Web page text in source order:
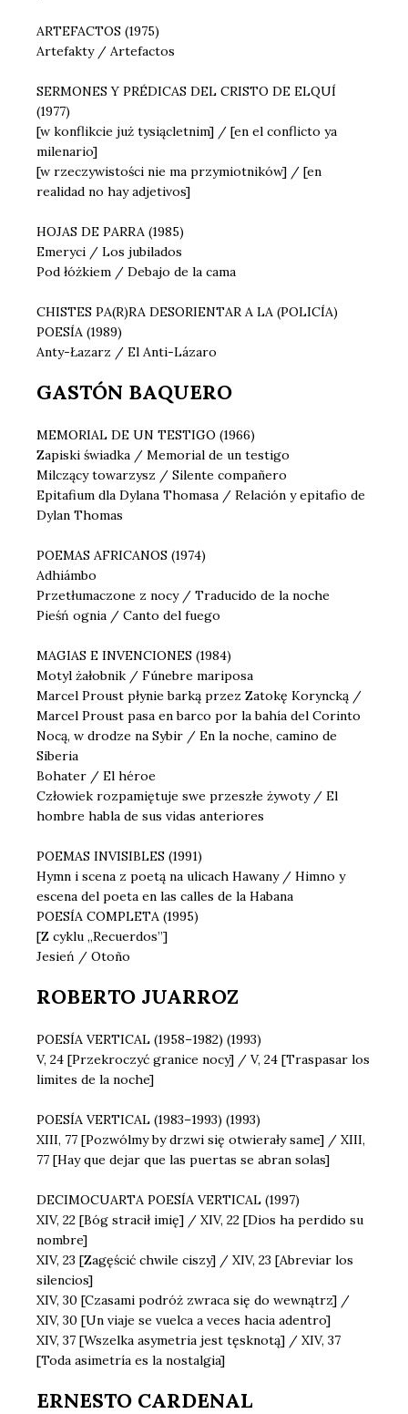
ARTEFACTOS (1975)
Artefakty / Artefactos
SERMONES Y PRÉDICAS DEL CRISTO DE ELQUÍ
(1977)
[w konflikcie już tysiącletnim] / [en el conflicto ya
milenario]
[w rzeczywistości nie ma przymiotników] / [en
realidad no hay adjetivos]
HOJAS DE PARRA (1985)
Emeryci / Los jubilados
Pod łóżkiem / Debajo de la cama
CHISTES PA(R)RA DESORIENTAR A LA (POLICÍA)
POESÍA (1989)
Anty-Łazarz / El Anti-Lázaro
GASTÓN BAQUERO
MEMORIAL DE UN TESTIGO (1966)
Zapiski świadka / Memorial de un testigo
Milczący towarzysz / Silente compañero
Epitafium dla Dylana Thomasa / Relación y epitafio de
Dylan Thomas
POEMAS AFRICANOS (1974)
Adhiámbo
Przetłumaczone z nocy / Traducido de la noche
Pieśń ognia / Canto del fuego
MAGIAS E INVENCIONES (1984)
Motyl żałobnik / Fúnebre mariposa
Marcel Proust płynie barką przez Zatokę Koryncką /
Marcel Proust pasa en barco por la bahía del Corinto
Nocą, w drodze na Sybir / En la noche, camino de
Siberia
Bohater / El héroe
Człowiek rozpamiętuje swe przeszłe żywoty / El
hombre habla de sus vidas anteriores
POEMAS INVISIBLES (1991)
Hymn i scena z poetą na ulicach Hawany / Himno y
escena del poeta en las calles de la Habana
POESÍA COMPLETA (1995)
[Z cyklu „Recuerdos”]
Jesień / Otoño
ROBERTO JUARROZ
POESÍA VERTICAL (1958–1982) (1993)
V, 24 [Przekroczyć granice nocy] / V, 24 [Traspasar los
limites de la noche]
POESÍA VERTICAL (1983–1993) (1993)
XIII, 77 [Pozwólmy by drzwi się otwierały same] / XIII,
77 [Hay que dejar que las puertas se abran solas]
DECIMOCUARTA POESÍA VERTICAL (1997)
XIV, 22 [Bóg stracił imię] / XIV, 22 [Dios ha perdido su
nombre]
XIV, 23 [Zagęścić chwile ciszy] / XIV, 23 [Abreviar los
silencios]
XIV, 30 [Czasami podróż zwraca się do wewnątrz] /
XIV, 30 [Un viaje se vuelca a veces hacia adentro]
XIV, 37 [Wszelka asymetria jest tęsknotą] / XIV, 37
[Toda asimetría es la nostalgia]
ERNESTO CARDENAL